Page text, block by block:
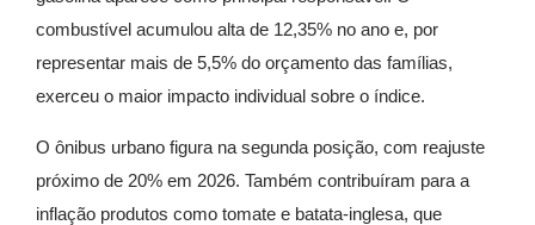
combustível acumulou alta de 12,35% no ano e, por
representar mais de 5,5% do orçamento das famílias,
exerceu o maior impacto individual sobre o índice.
O ônibus urbano figura na segunda posição, com reajuste
próximo de 20% em 2026. Também contribuíram para a
inflação produtos como tomate e batata-inglesa, que